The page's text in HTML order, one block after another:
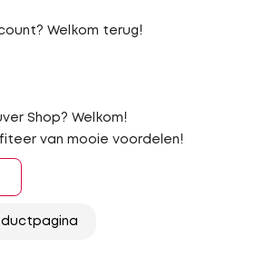
Welkom terug!
Shop? Welkom!
van mooie voordelen!